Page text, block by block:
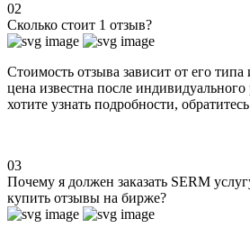
02
Сколько стоит 1 отзыв?
Стоимость отзыва зависит от его
цена известна после
хотите узнать подробности,
03
Почему я должен заказать SERM
купить отзывы на бирже?